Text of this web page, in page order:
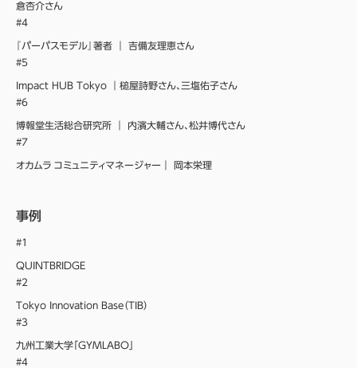
倉杏介さん
#４
『パーパスモデル』著者 ｜ 吉備友理恵さん
#５
Impact HUB Tokyo ｜槌屋詩野さん、三塩佑子さん
#６
博報堂生活総合研究所 ｜ 内濱大輔さん、松井博代さん
#７
オカムラ コミュニティマネージャー｜ 岡本栄理
事例
#1
QUINTBRIDGE
#2
Tokyo Innovation Base（TIB）
#3
九州工業大学「GYMLABO」
#4